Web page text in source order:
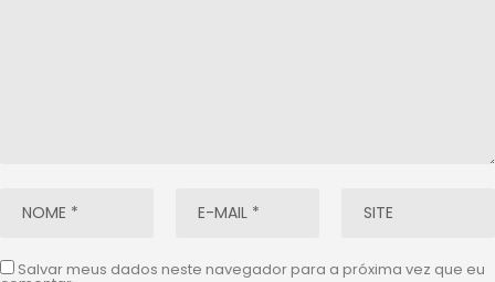
Salvar meus dados neste navegador para a próxima vez que eu